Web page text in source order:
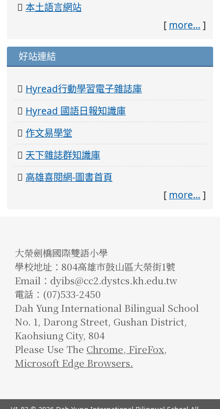
本土語言網站
[ more... ]
好站連結
Hyread行動學習電子雜誌庫
Hyread 國語日報知識庫
作文易學堂
天下雜誌群知識庫
高雄喜閱網-圖書首頁
[ more... ]
大榮劍橋國際雙語小學
學校地址：804高雄市鼓山區大榮街1號
Email：dyibs@cc2.dystcs.kh.edu.tw
電話：(07)533-2450
Dah Yung International Bilingual School
No. 1, Darong Street, Gushan District,
Kaohsiung City, 804
Please Use The Chrome, FireFox,
Microsoft Edge Browsers.